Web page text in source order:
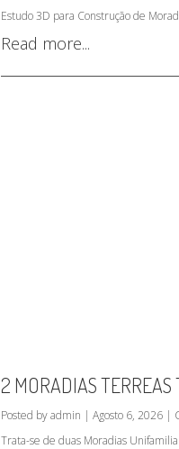
Estudo 3D para Construção de
Read more...
2 MORADIAS TERREAS
Posted by admin | Agosto 6, 2026 |
Trata-se de duas Moradias